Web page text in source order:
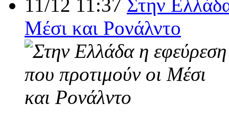
11/12 11:37 Στην
Μέσι και Ρονάλντο